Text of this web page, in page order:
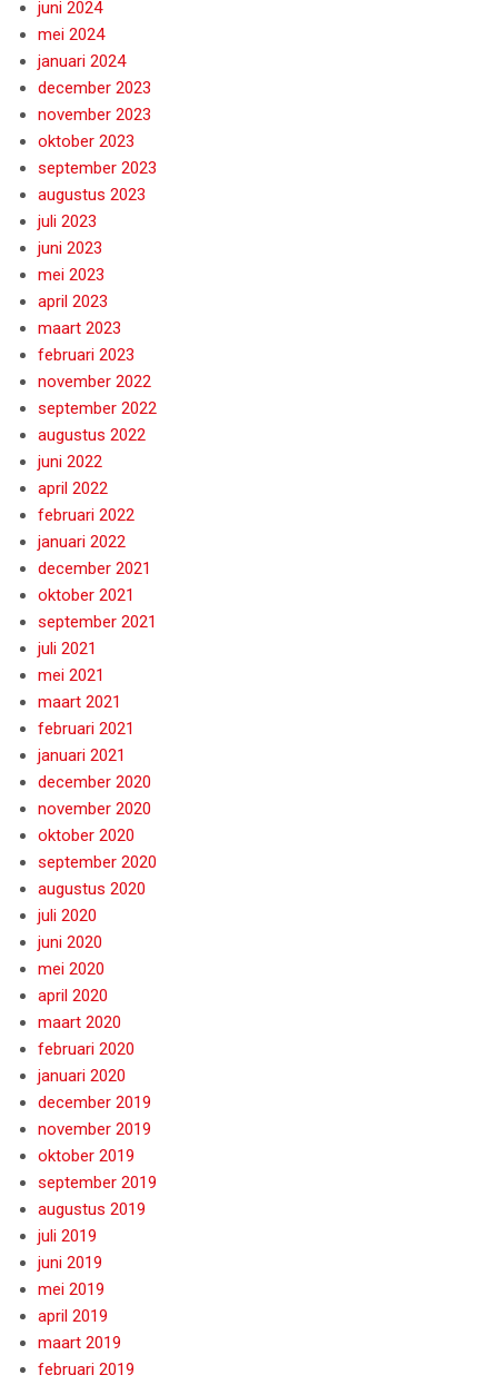
juni 2024
mei 2024
januari 2024
december 2023
november 2023
oktober 2023
september 2023
augustus 2023
juli 2023
juni 2023
mei 2023
april 2023
maart 2023
februari 2023
november 2022
september 2022
augustus 2022
juni 2022
april 2022
februari 2022
januari 2022
december 2021
oktober 2021
september 2021
juli 2021
mei 2021
maart 2021
februari 2021
januari 2021
december 2020
november 2020
oktober 2020
september 2020
augustus 2020
juli 2020
juni 2020
mei 2020
april 2020
maart 2020
februari 2020
januari 2020
december 2019
november 2019
oktober 2019
september 2019
augustus 2019
juli 2019
juni 2019
mei 2019
april 2019
maart 2019
februari 2019